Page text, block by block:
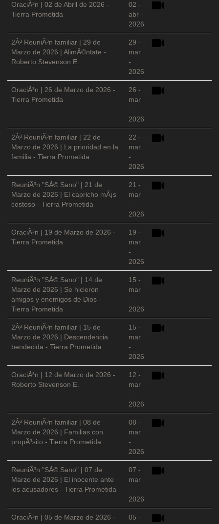
OraciÃ³n | 02 de Abril de 2026 -
Tierra Prometida
02 -
abr -
2026
2Âª ReuniÃ³n familiar | 29 de
Marzo de 2026 | AlimÃ©ntate -
Roberto Stevenson E.
29 -
mar
-
2026
OraciÃ³n | 26 de Marzo de 2026 -
Tierra Prometida
26 -
mar
-
2026
2Âª ReuniÃ³n familiar | 22 de
Marzo de 2026 | La prioridad en la
familia - Tierra Prometida
22 -
mar
-
2026
ReuniÃ³n "SÃ© Sano" | 21 de
Marzo de 2026 | El capricho mÃ¡s
costoso - Tierra Prometida
21 -
mar
-
2026
OraciÃ³n | 19 de Marzo de 2026 -
Tierra Prometida
19 -
mar
-
2026
ReuniÃ³n "SÃ© Sano" | 14 de
Marzo de 2026 | Se hicieron
amigos y enemigos de Dios -
Tierra Prometida
15 -
mar
-
2026
2Âª ReuniÃ³n familiar | 15 de
Marzo de 2026 | Descendencia
bendecida - Tierra Prometida
15 -
mar
-
2026
OraciÃ³n | 12 de Marzo de 2026 -
Roberto Stevenson E.
12 -
mar
-
2026
2Âª ReuniÃ³n familiar | 08 de
Marzo de 2026 | Familias con
propÃ³sito - Tierra Prometida
08 -
mar
-
2026
ReuniÃ³n "SÃ© Sano" | 07 de
Marzo de 2026 | El inocente ante
los acusadores - Tierra Prometida
07 -
mar
-
2026
OraciÃ³n | 05 de Marzo de 2026 -
05 -